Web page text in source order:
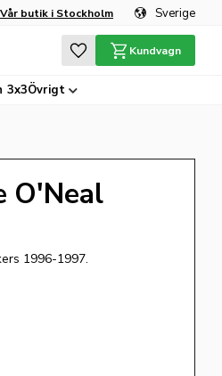
Vår butik i Stockholm Sverige
Favoriter
Kundvagn
3x3Övrigt
O'Neal
1996-1997.